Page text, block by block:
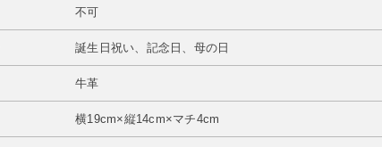
不可
誕生日祝い、記念日、母の日
牛革
横19cm×縦14cm×マチ4cm